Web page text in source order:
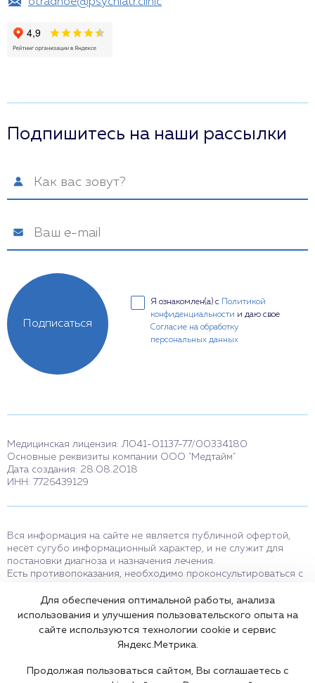
Подпишитесь на наши рассылки
Я ознакомлен(а) с
Политикой
конфиденциальности и даю свое
Согласие на обработку
персональных данных
Подписаться
Медицинская лицензия: Л041-01137-77/00334180
Основные реквизиты компании ООО "Медтайм"
Дата создания: 28.08.2018
ИНН: 7726439129
Вся информация на сайте не является публичной офертой,
несёт сугубо информационный характер, и не служит для
постановки диагноза и назначения лечения.
Есть противопоказания, необходимо проконсультироваться с
мессенджерам и в соцсетях носят исключительно
информационный характер и не являются медицинскими
услугами.
Оставаясь на сайте вы соглашаетесь на использование cookies.
Для обеспечения оптимальной работы, анализа
использования и улучшения пользовательского опыта на
сайте используются технологии cookie и сервис
Яндекс.Метрика.
Продолжая пользоваться сайтом, Вы соглашаетесь с